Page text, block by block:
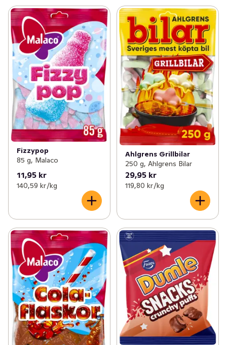
Fizzypop
85 g, Malaco
11,95 kr
140,59 kr /kg
Ahlgrens Grillbilar
250 g, Ahlgrens Bilar
29,95 kr
119,80 kr /kg